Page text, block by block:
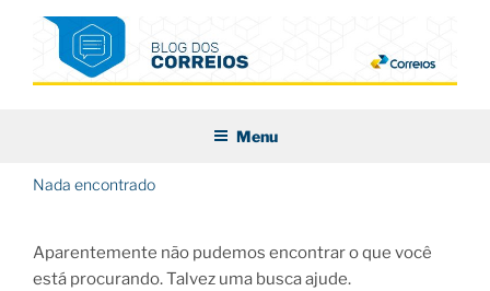
conteúdo
Menu
Nada encontrado
Aparentemente não pudemos encontrar o que você
está procurando. Talvez uma busca ajude.